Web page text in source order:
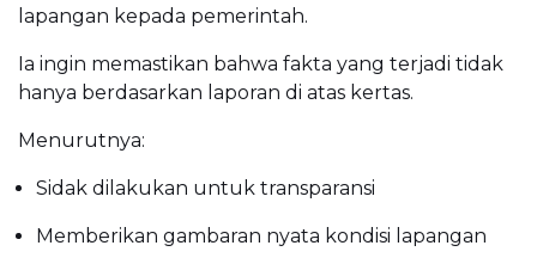
lapangan kepada pemerintah.
Ia ingin memastikan bahwa fakta yang terjadi tidak
hanya berdasarkan laporan di atas kertas.
Menurutnya:
Sidak dilakukan untuk transparansi
Memberikan gambaran nyata kondisi lapangan